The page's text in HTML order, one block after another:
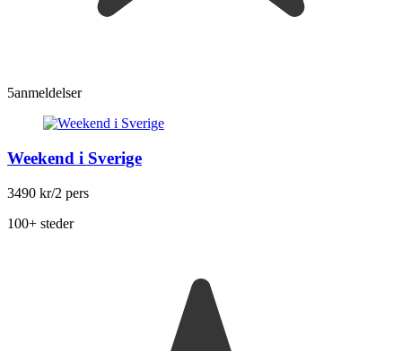
5anmeldelser
Weekend i Sverige
3490 kr/2 pers
100+ steder